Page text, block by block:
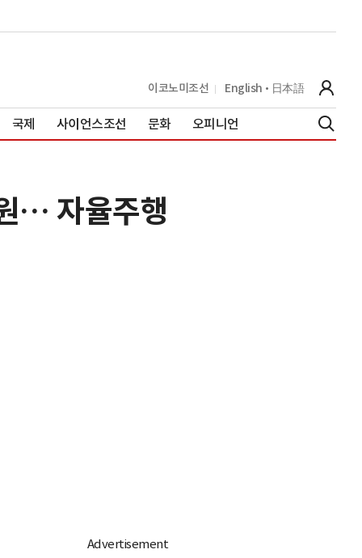
이코노미조선 English 日本語
국제 사이언스조선 문화 오피니언
… 자율주행